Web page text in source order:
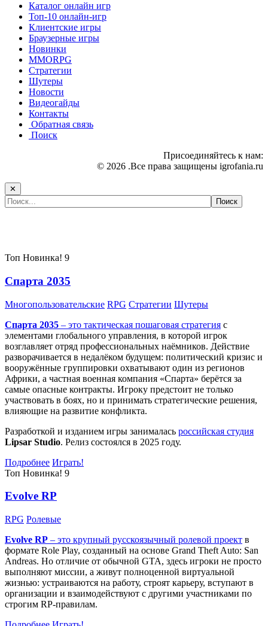
Каталог онлайн игр
Топ-10 онлайн-игр
Клиентские игры
Браузерные игры
Новинки
MMORPG
Стратегии
Шутеры
Новости
Видеогайды
Контакты
Обратная связь
Поиск
Присоединяйтесь к нам:
© 2026 .Все права защищены igrofania.ru
✕
Топ Новинка! 9
Спарта 2035
Многопользовательские RPG Стратегии Шутеры
Спарта 2035 – это тактическая пошаговая стратегия с
элементами глобального управления, в которой игрок
возглавляет отряд профессиональных наёмников. Действие
разворачивается в недалёком будущем: политический кризис и
вооружённые группировки охватывают один из регионов
Африки, а частная военная компания «Спарта» берётся за
самые опасные контракты. Игроку предстоит не только
участвовать в боях, но и принимать стратегические решения,
влияющие на развитие конфликта.
Разработкой и изданием игры занималась российская студия
Lipsar Studio. Релиз состоялся в 2025 году.
Подробнее Играть!
Топ Новинка! 9
Evolve RP
RPG Ролевые
Evolve RP – это крупный русскоязычный ролевой проект в
формате Role Play, созданный на основе Grand Theft Auto: San
Andreas. Но отличие от обычной GTA, здесь игроки не просто
выполняют миссии, а живут полноценной виртуальной
жизнью: устраиваются на работу, строят карьеру, вступают в
организации и взаимодействуют с другими участниками по
строгим RP-правилам.